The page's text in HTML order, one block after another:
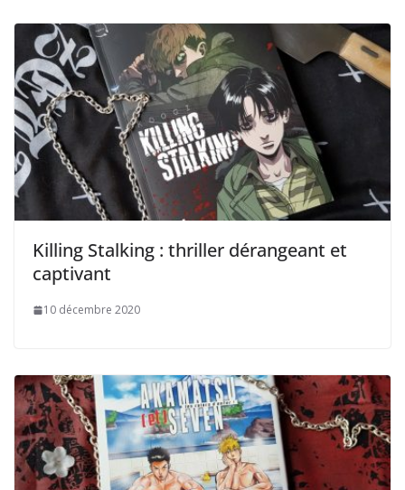
Killing Stalking : thriller dérangeant et
captivant
10 décembre 2020